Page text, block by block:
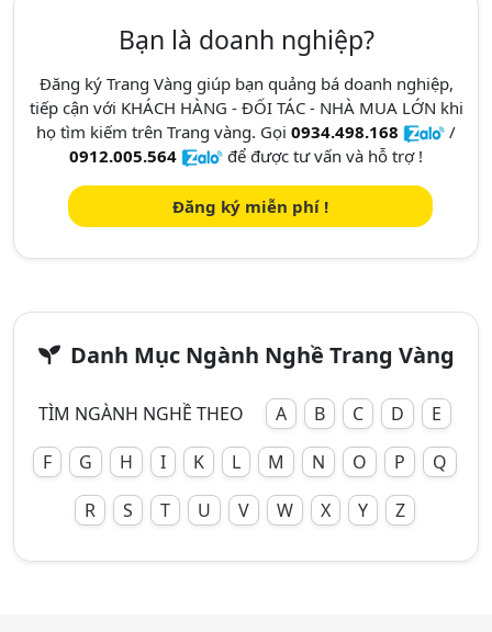
Bạn là doanh nghiệp?
Đăng ký Trang Vàng giúp bạn quảng bá doanh nghiệp,
tiếp cận với KHÁCH HÀNG - ĐỐI TÁC - NHÀ MUA LỚN khi
họ tìm kiếm trên Trang vàng. Gọi 0934.498.168
/
0912.005.564
để được tư vấn và hỗ trợ !
Đăng ký miễn phí !
Danh Mục Ngành Nghề Trang Vàng
TÌM NGÀNH NGHỀ THEO A B C D
E
F
G H I K L M N O P
Q
R
S T U V W X Y Z